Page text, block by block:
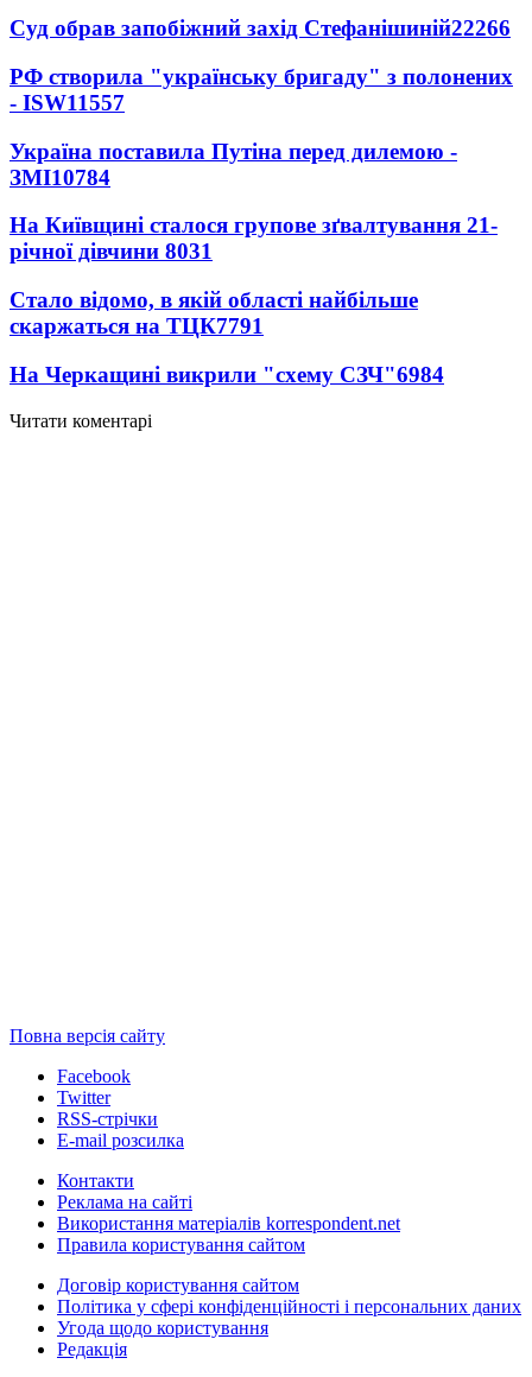
Суд обрав запобіжний захід Стефанішиній22266
РФ створила "українську бригаду" з полонених
- ISW11557
Україна поставила Путіна перед дилемою -
ЗМІ10784
На Київщині сталося групове зґвалтування 21-
річної дівчини 8031
Стало відомо, в якій області найбільше
скаржаться на ТЦК7791
На Черкащині викрили "схему СЗЧ"6984
Читати коментарі
Повна версія сайту
Facebook
Twitter
RSS-стрічки
E-mail розсилка
Контакти
Реклама на сайті
Використання матеріалів korrespondent.net
Правила користування сайтом
Договір користування сайтом
Політика у сфері конфіденційності і персональних даних
Угода щодо користування
Редакція